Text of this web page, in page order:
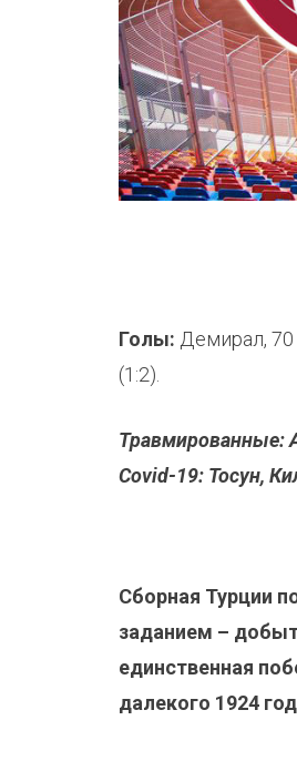
Голы: Демирал, 70
(1:2).
Травмированные:
Covid-19: Тосун,
Сборная Турции
заданием –
единственная
далекого 1924